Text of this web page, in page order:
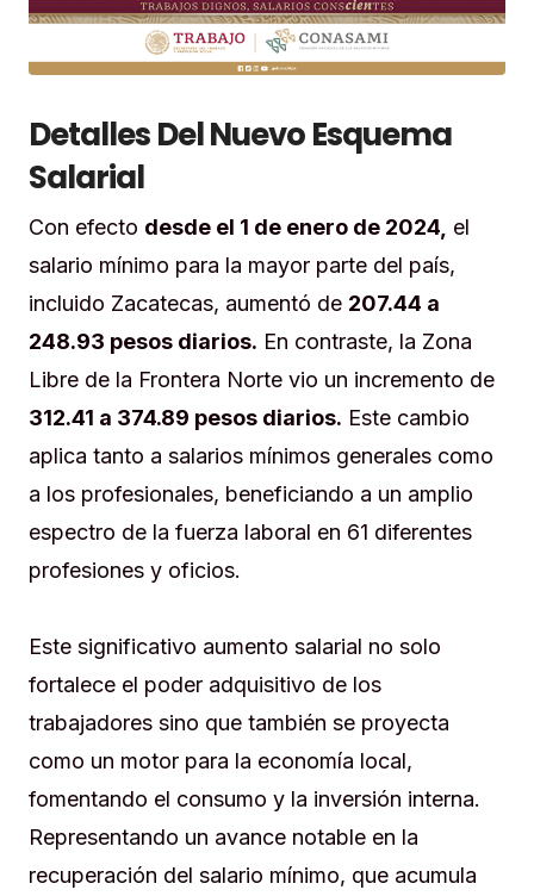
Detalles Del Nuevo Esquema
Salarial
Con efecto desde el 1 de enero de 2024, el
salario mínimo para la mayor parte del país,
incluido Zacatecas, aumentó de 207.44 a
248.93 pesos diarios. En contraste, la Zona
Libre de la Frontera Norte vio un incremento de
312.41 a 374.89 pesos diarios. Este cambio
aplica tanto a salarios mínimos generales como
a los profesionales, beneficiando a un amplio
espectro de la fuerza laboral en 61 diferentes
profesiones y oficios.
Este significativo aumento salarial no solo
fortalece el poder adquisitivo de los
trabajadores sino que también se proyecta
como un motor para la economía local,
fomentando el consumo y la inversión interna.
Representando un avance notable en la
recuperación del salario mínimo, que acumula